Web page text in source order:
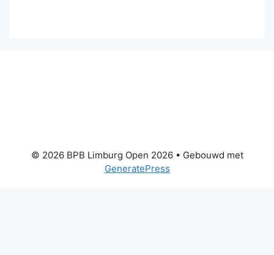
© 2026 BPB Limburg Open 2026• Gebouwd met
GeneratePress